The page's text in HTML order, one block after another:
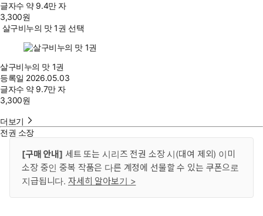
글자수 약 9.4만 자
3,300원
살구비누의 맛 1권 선택
살구비누의 맛 1권
등록일 2026.05.03
글자수 약 9.7만 자
3,300원
더보기
전권 소장
[구매 안내] 세트 또는 시리즈 전권 소장 시(대여 제외) 이미
소장 중인 중복 작품은 다른 계정에 선물할 수 있는 쿠폰으로
지급됩니다. 자세히 알아보기 >